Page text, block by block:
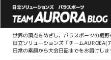
世界の頂点をめざし、パラスポーツの裾野
日立ソリューションズ「チームAUROEA(
日常の素顔から大会日記までをお届けしま